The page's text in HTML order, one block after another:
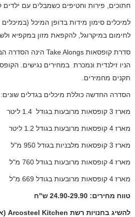
חתוכים, פירות וחטיפים כשמבלים עם ילדים
למיכלים סימון מידות בדופן המיכל (במיכלים
לחימום במיקרוגל, להקפאת מזון במקפיא
סדרת קופסאות Take Alongsהינה הסדרה
הניו זילנדית ונמכרת במחירים נגישים.
תקנים מחמירים.
הסדרה החדשה כוללת מיכלים בגדלים שונים:
מארז 3 קופסאות מרובעות בגודל 1.4 ליטר
מארז 4 קופסאות מרובעות בגודל 1.2 ליטר
מארז 3 קופסאות מלבניות בגודל 950 מ"ל
מארז 4 קופסאות מרובעות בגודל 760 מ"ל
מארז 4 קופסאות מרובעות בגודל 669 מ"ל
טווח מחירים: 24.90-29.90 ש"ח
להשיג בחנויות רשת Arcosteel Kitchen